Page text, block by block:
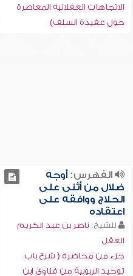
الاتجاهات العقلانية المعاصرة
حول عقيدة السلف)
الفهرس:أوجه
ضلال من أثنى على
الحلاج ووافقه على
اعتقاده
للشيخ: ناصر بن عبد الكريم
العقل
جزء من محاضرة ( شرح باب
توحيد الربوبية من فتاوى ابن